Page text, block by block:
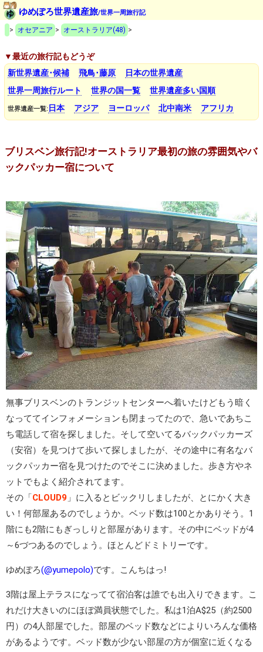
ゆめぽろ世界遺産旅/世界一周旅行記
> オセアニア > オーストラリア(48) >
▼最近の旅行記もどうぞ
新世界遺産･候補
飛鳥･藤原
日本の世界遺産
世界一周旅行ルート
世界の国一覧 世界遺産多い国順
世界遺産一覧: 日本 アジア ヨーロッパ 北中南米 アフリカ
ブリスベン旅行記!オーストラリア最初の旅の雰囲気やバ
ックパッカー宿について
無事ブリスベンのトランジットセンターへ着いたけどもう暗く
なっててインフォメーションも閉まってたので、急いであちこ
ち電話して宿を探しました。そして空いてるバックパッカーズ
（安宿）を見つけて歩いて探しましたが、その途中に有名なバ
ックパッカー宿を見つけたのでそこに決めました。歩き方やネ
ットでもよく紹介されてます。
その「CLOUD9 」に入るとビックリしましたが、とにかく大き
い！何部屋あるのでしょうか。ベッド数は100とかありそう。1
階にも2階にもぎっしりと部屋があります。その中にベッドが4
～6づつあるのでしょう。ほとんどドミトリーです。
ゆめぽろ(@yumepolo)です。こんちはっ!
3階は屋上テラスになってて宿泊客は誰でも出入りできます。こ
れだけ大きいのにほぼ満員状態でした。私は1泊A$25（約2500
円）の4人部屋でした。部屋のベッド数などによりいろんな価格
があるようです。ベッド数が少ない部屋の方が個室に近くなる